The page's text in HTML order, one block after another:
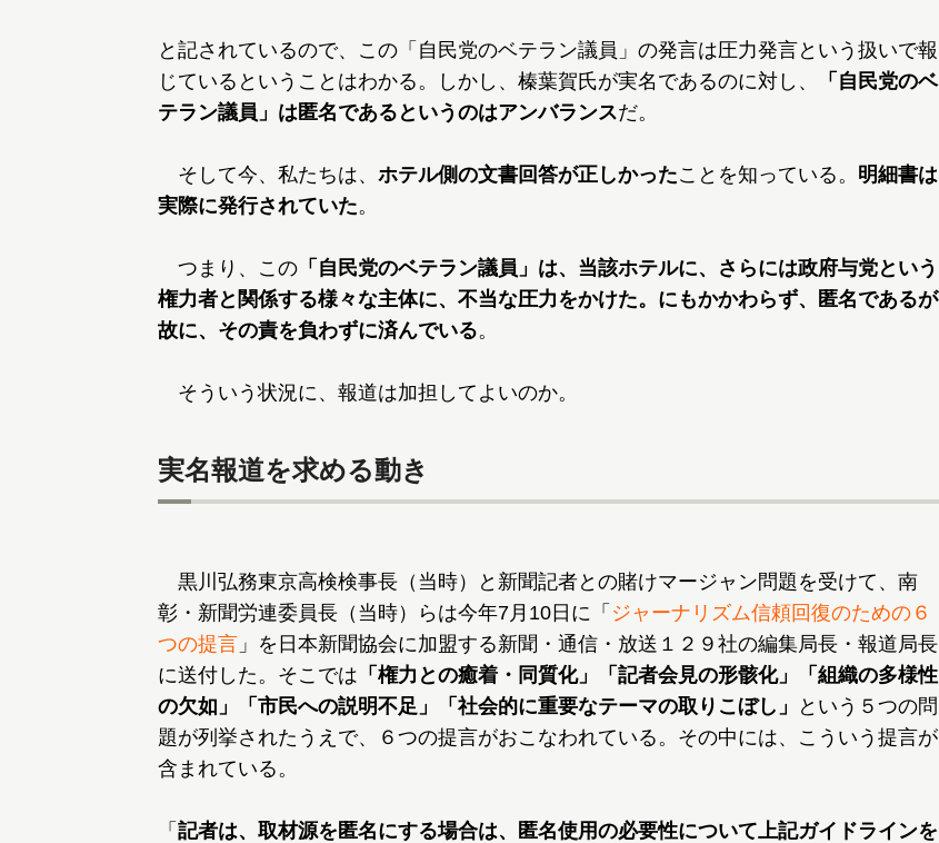
と記されているので、この「自民党のベテラン議員」の発言は圧力発言という扱いで報
じているということはわかる。しかし、榛葉賀氏が実名であるのに対し、
「自民党のベ
テラン議員」は匿名であるというのはアンバランスだ。
そして今、私たちは、 ホテル側の文書回答が正しかったことを知っている。 明細書は
実際に発行されていた。
つまり、この 「自民党のベテラン議員」は、当該ホテルに、さらには政府与党という
権力者と関係する様々な主体に、不当な圧力をかけた。にもかかわらず、匿名であるが
故に、その責を負わずに済んでいる。
そういう状況に、報道は加担してよいのか。
実名報道を求める動き
黒川弘務東京高検検事長（当時）と新聞記者との賭けマージャン問題を受けて、南
彰・新聞労連委員長（当時）らは今年7月10日に「 ジャーナリズム信頼回復のための６
つの提言 」を日本新聞協会に加盟する新聞・通信・放送１２９社の編集局長・報道局長
に送付した。そこでは 「権力との癒着・同質化」「記者会見の形骸化」「組織の多様性
の欠如」「市民への説明不足」「社会的に重要なテーマの取りこぼし」
という５つの問
題が列挙されたうえで、６つの提言がおこなわれている。その中には、こういう提言が
含まれている。
「 記者は、取材源を匿名にする場合は、匿名使用の必要性について上記ガイドラインを